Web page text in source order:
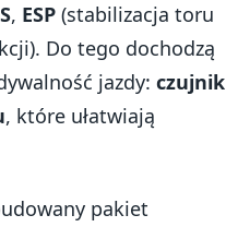
, ESP (stabilizacja toru
Do tego dochodzą
jazdy: czujnik
, które ułatwiają
pakiet